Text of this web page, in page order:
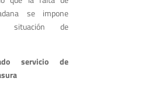
se impone
situación de
servicio de